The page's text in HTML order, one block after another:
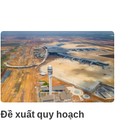
Đề xuất quy hoạch